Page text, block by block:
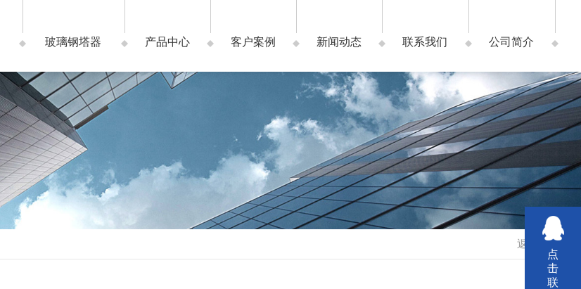
玻璃钢塔器 产品中心 客户案例 新闻动态 联系我们 公司简介
返回
点
击
联